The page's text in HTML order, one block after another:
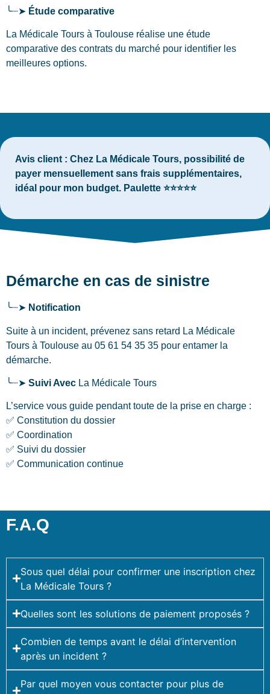
╰┈➤ Étude comparative
La Médicale Tours à Toulouse réalise une étude
comparative des contrats du marché pour identifier les
meilleures options.
Avis client : Chez La Médicale Tours, possibilité de
payer mensuellement sans frais supplémentaires,
idéal pour mon budget. Paulette ⭐⭐⭐⭐⭐
Démarche en cas de sinistre
╰┈➤ Notification
Suite à un incident, prévenez sans retard La Médicale
Tours à Toulouse au 05 61 54 35 35 pour entamer la
démarche.
╰┈➤ Suivi Avec La Médicale Tours
L’service vous guide pendant toute de la prise en charge :
✅ Constitution du dossier
✅ Coordination
✅ Suivi du dossier
✅ Communication continue
F.A.Q
Sous quel délai pour confirmer une inscription chez
La Médicale Tours ?
Quelles sont les solutions de paiement proposés ?
Combien de temps avant le délai d’intervention
après un incident ?
Par quel moyen vous contacter pour plus de